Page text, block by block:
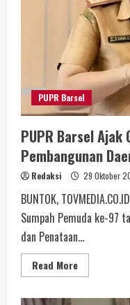
PUPR Barsel
PUPR Barsel Ajak
Pembangunan
Redaksi 29 Oktober
BUNTOK,
Sumpah Pemuda ke-97
dan Penataan...
Read More